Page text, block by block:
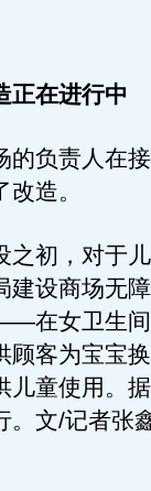
在进行中
负责人在接
造。
初，对于儿
建设商场无
在女卫生
顾客为宝宝
儿童使用。
。文/记者张